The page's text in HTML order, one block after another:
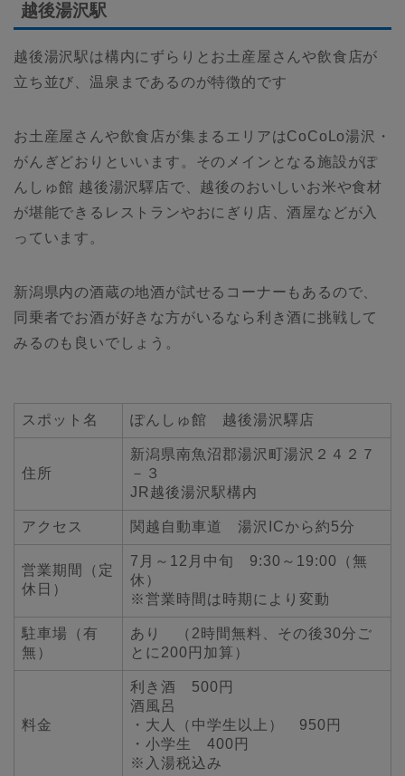
越後湯沢駅
越後湯沢駅は構内にずらりとお土産屋さんや飲食店が
立ち並び、温泉まであるのが特徴的です
お土産屋さんや飲食店が集まるエリアはCoCoLo湯沢・
がんぎどおりといいます。そのメインとなる施設がぽ
んしゅ館 越後湯沢驛店で、越後のおいしいお米や食材
が堪能できるレストランやおにぎり店、酒屋などが入
っています。
新潟県内の酒蔵の地酒が試せるコーナーもあるので、
同乗者でお酒が好きな方がいるなら利き酒に挑戦して
みるのも良いでしょう。
スポット名 ぽんしゅ館 越後湯沢驛店
住所
新潟県南魚沼郡湯沢町湯沢２４２７
－３
JR越後湯沢駅構内
アクセス 関越自動車道 湯沢ICから約5分
営業期間（定
休日）
7月～12月中旬 9:30～19:00（無
休）
※営業時間は時期により変動
駐車場（有
無）
あり （2時間無料、その後30分ご
とに200円加算）
料金
利き酒 500円
酒風呂
・大人（中学生以上） 950円
・小学生 400円
※入湯税込み